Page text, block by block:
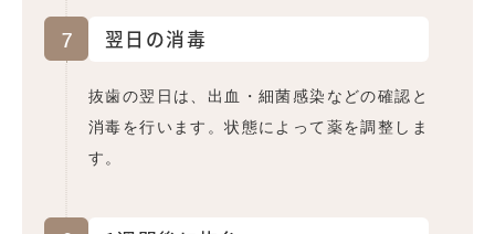
7 翌日の消毒
抜歯の翌日は、出血・細菌感染などの確認と
消毒を行います。状態によって薬を調整しま
す。